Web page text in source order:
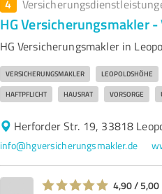
4
HG Versicherungsmakler
HG Versicherungsmakler in
VERSICHERUNGSMAKLER LEOPOLDSHÖHE
HAFTPFLICHT HAUSRAT VORSORGE
Herforder Str. 19, 33818
info@hgversicherungsmakler.de
4,90 / 5,00